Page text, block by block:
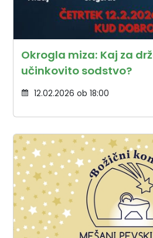
Okrogla miza: Kaj za
učinkovito sodstvo?
12.02.2026 ob 18:00